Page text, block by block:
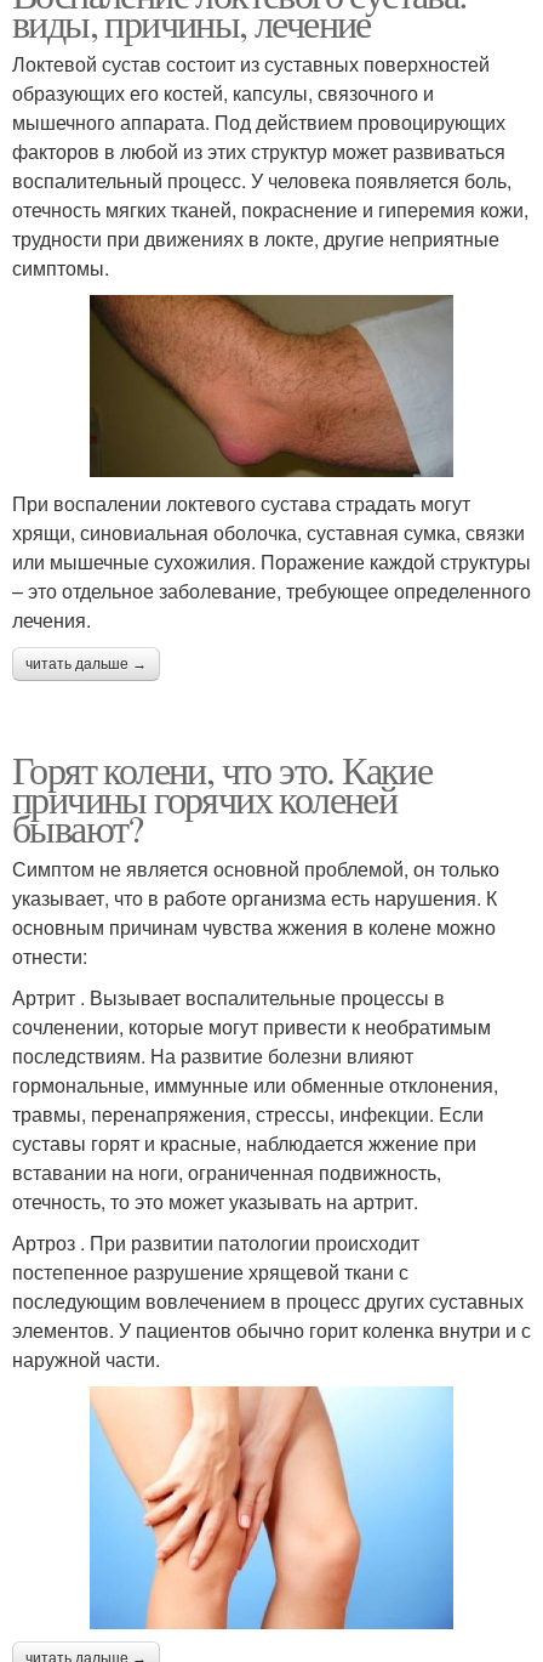
виды, причины, лечение
Локтевой сустав состоит из суставных поверхностей
образующих его костей, капсулы, связочного и
мышечного аппарата. Под действием провоцирующих
факторов в любой из этих структур может развиваться
воспалительный процесс. У человека появляется боль,
отечность мягких тканей, покраснение и гиперемия кожи,
трудности при движениях в локте, другие неприятные
симптомы.
При воспалении локтевого сустава страдать могут
хрящи, синовиальная оболочка, суставная сумка, связки
или мышечные сухожилия. Поражение каждой структуры
– это отдельное заболевание, требующее определенного
лечения.
читать дальше →
Горят колени, что это. Какие
причины горячих коленей
бывают?
Симптом не является основной проблемой, он только
указывает, что в работе организма есть нарушения. К
основным причинам чувства жжения в колене можно
отнести:
Артрит . Вызывает воспалительные процессы в
сочленении, которые могут привести к необратимым
последствиям. На развитие болезни влияют
гормональные, иммунные или обменные отклонения,
травмы, перенапряжения, стрессы, инфекции. Если
суставы горят и красные, наблюдается жжение при
вставании на ноги, ограниченная подвижность,
отечность, то это может указывать на артрит.
Артроз . При развитии патологии происходит
постепенное разрушение хрящевой ткани с
последующим вовлечением в процесс других суставных
элементов. У пациентов обычно горит коленка внутри и с
наружной части.
читать дальше →